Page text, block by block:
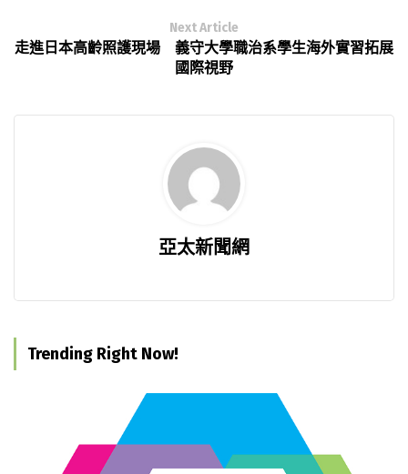
Next Article
走進日本高齡照護現場 義守大學職治系學生海外實習拓展
國際視野
亞太新聞網
Trending Right Now!